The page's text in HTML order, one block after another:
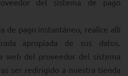
de pago instantáneo, realice allí
apropiada de sus datos.
web del proveedor del sistema
ser redirigido a nuestra tienda